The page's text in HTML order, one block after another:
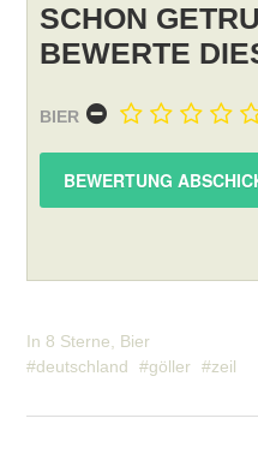
SCHON
BEWERTE
BIER
In 8 Sterne
Bier
deutschland
göller zeil